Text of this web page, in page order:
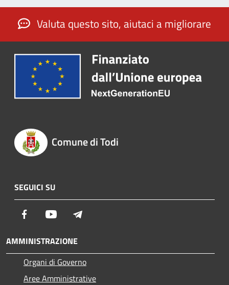
Valuta questo sito, aiutaci a migliorare
Comune di Todi
SEGUICI SU
Facebook Youtube
AMMINISTRAZIONE
Organi di Governo
Aree Amministrative